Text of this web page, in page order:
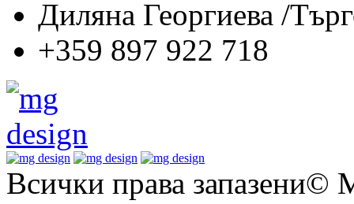
Диляна Георгиева /
+359 897 922 718
Всички права запазени©